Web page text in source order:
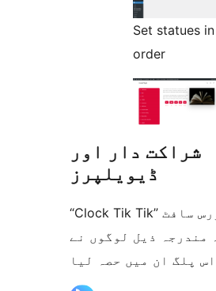
Set statues in
order
شراکت دار اور
ڈیویلپرز
“Clock Tik Tik” اوپن سورس سافٹ
مندرجہ ذیل لوگوں نے